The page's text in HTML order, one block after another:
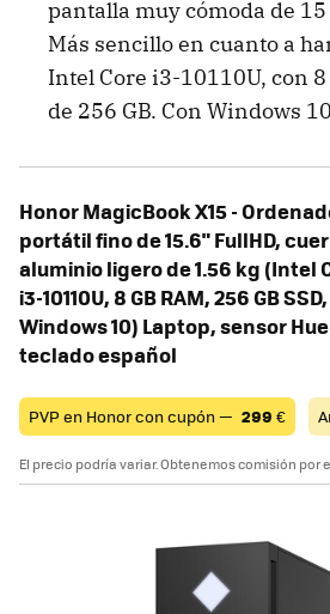
pantalla muy cómoda de
Más sencillo en cuanto a
Intel Core i3-10110U, con 8
de 256 GB. Con Windows
Honor MagicBook X15 -
portátil fino de 15.6" FullHD,
aluminio ligero de 1.56 kg (Intel
i3-10110U, 8 GB RAM, 256 GB SSD,
Windows 10) Laptop, sensor
teclado español
PVP en Honor con cupón — 299 €
El precio podría variar. Obtenemos comisión por